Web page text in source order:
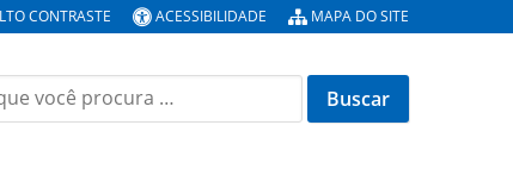
CONTRASTE ACESSIBILIDADE MAPA DO SITE